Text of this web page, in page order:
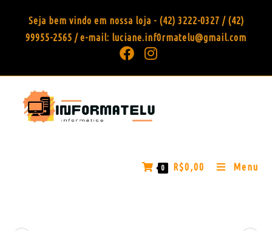
Seja bem vindo em nossa loja - (42) 3222-0327 / (42)
99955-2565 / e-mail: luciane.inf0rmatelu@gmail.com
0 R$0,00 Menu